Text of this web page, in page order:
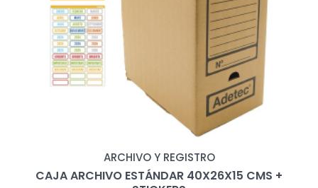
ARCHIVO Y REGISTRO
CAJA ARCHIVO ESTÁNDAR 40X26X15 CMS +